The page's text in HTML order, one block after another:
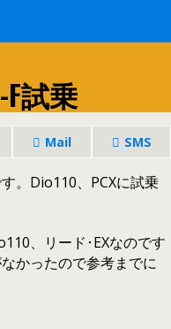
F試乗
Mail SMS
。Dio110、PCXに試乗
、リード･EXなのです
かったので参考までに